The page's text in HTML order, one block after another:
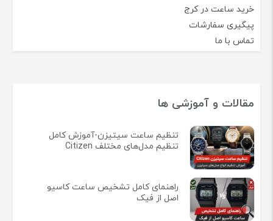
خرید ساعت در کرج
پیگیری سفارشات
تماس با ما
مقالات و آموزشی ها
تنظیم ساعت سیتیزن-آموزش کامل
تنظیم مدل‌های مختلف Citizen
راهنمای کامل تشخیص ساعت کاسیو
اصل از فیک